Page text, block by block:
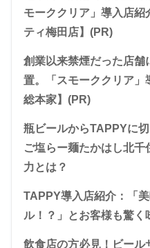
モーククリア」導入店
ティ梅田店】(PR)
創業以来禁煙だった店舗
置。「スモーククリア」
総本家】(PR)
瓶ビールからTAPPYに
ご塩らー麺たかはし北
力とは？
TAPPY導入店紹介：「
ル！？」とお客様も驚く
飲食店の方必見！ビール